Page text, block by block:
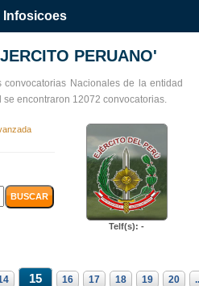
Infosicoes
PERUANO'
Nacionales de la entidad
se encontraron 12072 convocatorias.
Telf(s): -
15 16 17 18 19 20